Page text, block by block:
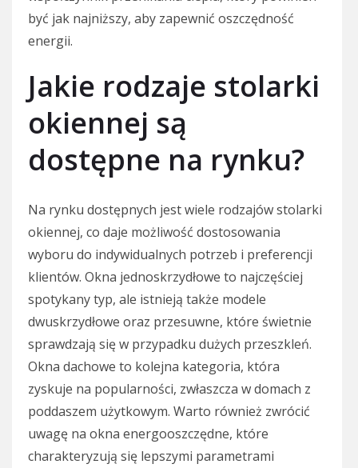
być jak najniższy, aby zapewnić oszczędność
energii.
Jakie rodzaje stolarki
okiennej są
dostępne na rynku?
Na rynku dostępnych jest wiele rodzajów stolarki
okiennej, co daje możliwość dostosowania
wyboru do indywidualnych potrzeb i preferencji
klientów. Okna jednoskrzydłowe to najczęściej
spotykany typ, ale istnieją także modele
dwuskrzydłowe oraz przesuwne, które świetnie
sprawdzają się w przypadku dużych przeszkleń.
Okna dachowe to kolejna kategoria, która
zyskuje na popularności, zwłaszcza w domach z
poddaszem użytkowym. Warto również zwrócić
uwagę na okna energooszczędne, które
charakteryzują się lepszymi parametrami